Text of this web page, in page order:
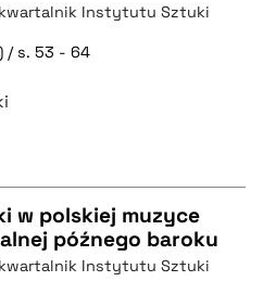
Instytutu Sztuki
/ s. 53 - 64
w polskiej muzyce
późnego baroku
Instytutu Sztuki